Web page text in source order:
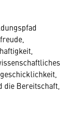
die Bereitschaft,